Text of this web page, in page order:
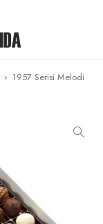
› 1957 Serisi Melodi